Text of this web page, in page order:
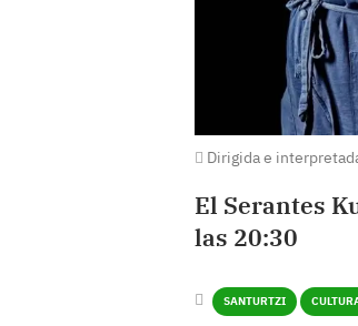
Dirigida e
El Serantes
las 20:30
SANTURTZI